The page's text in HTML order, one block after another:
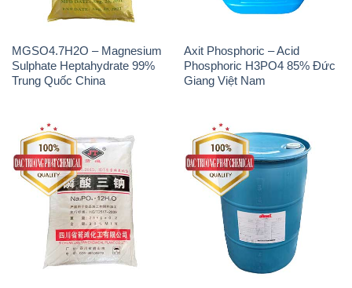
MGSO4.7H2O – Magnesium
Sulphate Heptahydrate 99%
Trung Quốc China
Axit Phosphoric – Acid
Phosphoric H3PO4 85% Đức
Giang Việt Nam